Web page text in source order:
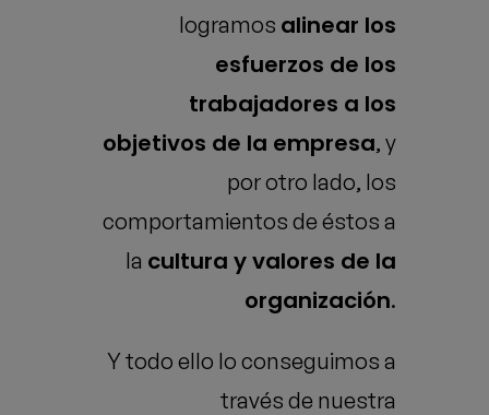
logramos alinear los
esfuerzos de los
trabajadores a los
objetivos de la empresa, y
por otro lado, los
comportamientos de éstos a
la cultura y valores de la
organización.
Y todo ello lo conseguimos a
través de nuestra